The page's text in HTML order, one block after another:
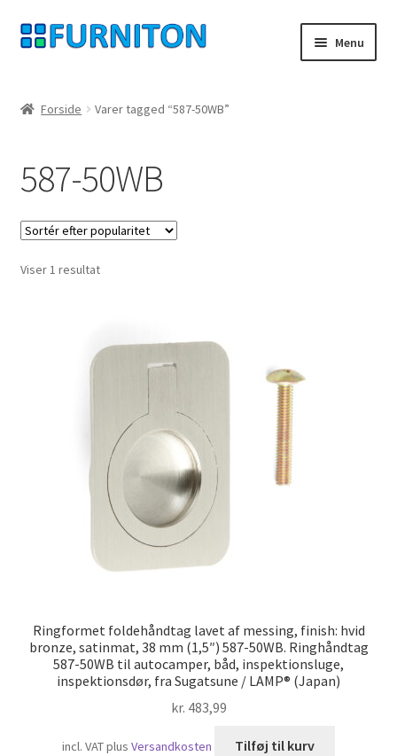
Spring
til
Spring
til
Menu
privatliv
fortrydelsesret
Kontakt
Betingelser
Forside Varer tagged “587-50WB”
587-50WB
Viser 1 resultat
Ringformet foldehåndtag lavet af messing, finish: hvid
bronze, satinmat, 38 mm (1,5″) 587-50WB. Ringhåndtag
587-50WB til autocamper, båd, inspektionsluge,
inspektionsdør, fra Sugatsune / LAMP® (Japan)
kr. 483,99
incl. VATplusVersandkosten Tilføj til kurv